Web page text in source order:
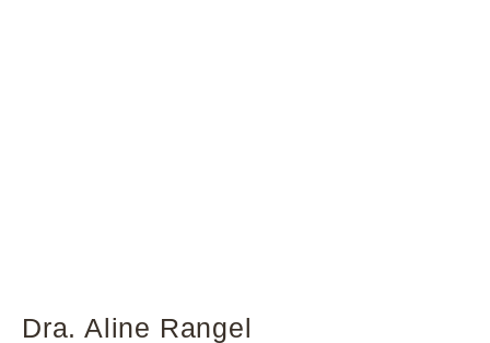
Dra. Aline Rangel